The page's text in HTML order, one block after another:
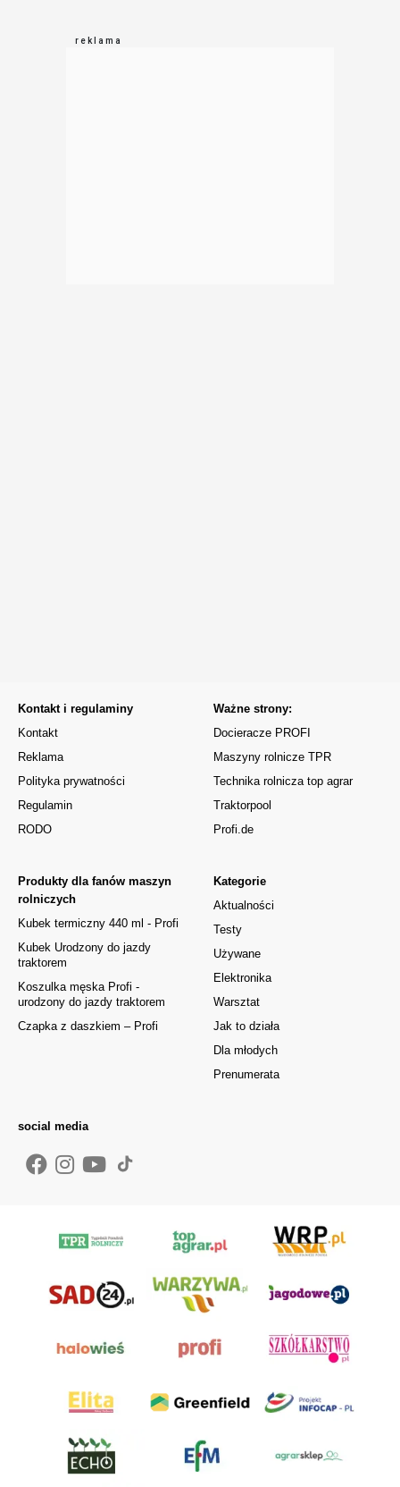
Kontakt i regulaminy
Kontakt
Reklama
Polityka prywatności
Regulamin
RODO
Kategorie
Aktualności
Testy
Używane
Elektronika
Warsztat
Jak to działa
Dla młodych
Prenumerata
Produkty dla fanów maszyn
rolniczych
Kubek termiczny 440 ml - Profi
Kubek Urodzony do jazdy
traktorem
Koszulka męska Profi -
urodzony do jazdy traktorem
Czapka z daszkiem – Profi
Ważne strony:
Docieracze PROFI
Maszyny rolnicze TPR
Technika rolnicza top agrar
Traktorpool
Profi.de
social media